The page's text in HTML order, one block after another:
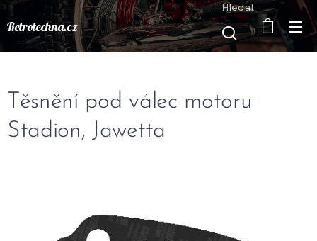
Retrotechna.cz
Hledat
Těsnění pod válec motoru
Stadion, Jawetta